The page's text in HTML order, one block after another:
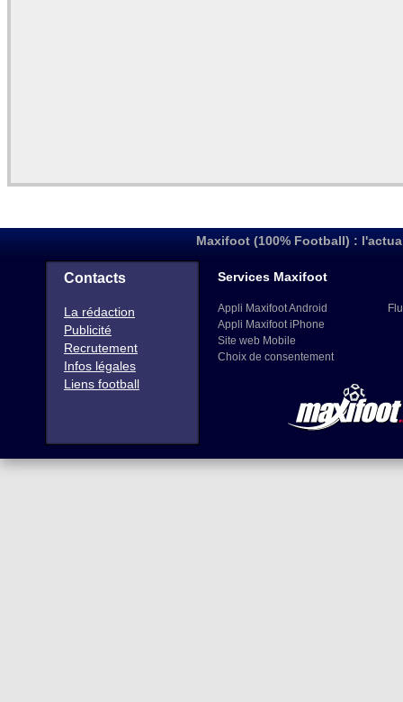
Maxifoot (100% Football) :
Contacts
La rédaction
Publicité
Recrutement
Infos légales
Liens football
Services Maxifoot
Appli Maxifoot Android
Appli Maxifoot iPhone
Site web Mobile
Choix de consentement